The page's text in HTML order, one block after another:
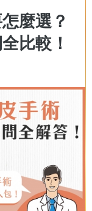
麼選？
比較！